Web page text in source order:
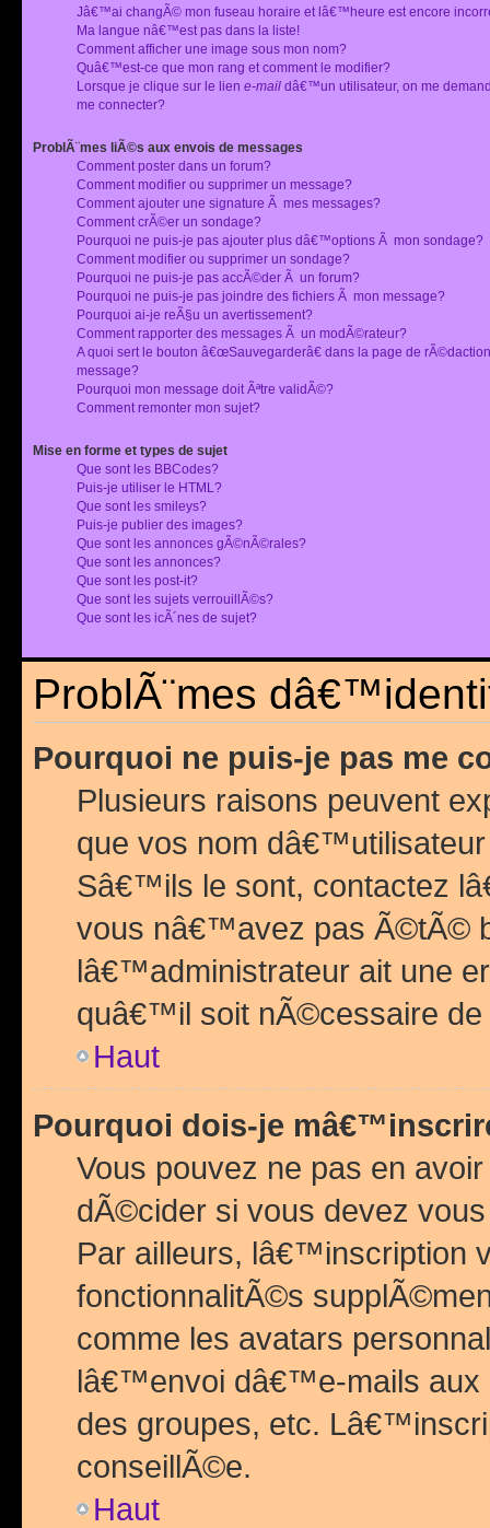
Jâ€™ai changÃ© mon fuseau horaire et lâ€™heure est encore
Ma langue nâ€™est pas dans la liste!
Comment afficher une image sous mon nom?
Quâ€™est-ce que mon rang et comment le modifier?
Lorsque je clique sur le lien e-mail dâ€™un utilisateur, on me
me connecter?
ProblÃ¨mes liÃ©s aux envois de messages
Comment poster dans un forum?
Comment modifier ou supprimer un message?
Comment ajouter une signature Ã mes messages?
Comment crÃ©er un sondage?
Pourquoi ne puis-je pas ajouter plus dâ€™options Ã mon sondage?
Comment modifier ou supprimer un sondage?
Pourquoi ne puis-je pas accÃ©der Ã un forum?
Pourquoi ne puis-je pas joindre des fichiers Ã mon message?
Pourquoi ai-je reÃ§u un avertissement?
Comment rapporter des messages Ã un modÃ©rateur?
A quoi sert le bouton â€œSauvegarderâ€ dans la page de
message?
Pourquoi mon message doit Ãªtre validÃ©?
Comment remonter mon sujet?
Mise en forme et types de sujet
Que sont les BBCodes?
Puis-je utiliser le HTML?
Que sont les smileys?
Puis-je publier des images?
Que sont les annonces gÃ©nÃ©rales?
Que sont les annonces?
Que sont les post-it?
Que sont les sujets verrouillÃ©s?
Que sont les icÃ´nes de sujet?
ProblÃ¨mes
Pourquoi ne puis-je pas me
Plusieurs raisons peuvent
que vos nom
Sâ€™ils le sont, contactez
vous nâ€™avez pas Ã©tÃ©
lâ€™administrateur ait une
quâ€™il soit nÃ©cessaire de
Haut
Pourquoi dois-je
Vous pouvez ne pas en
dÃ©cider si vous devez
Par ailleurs, lâ€™inscription
fonctionnalitÃ©s
comme les avatars
lâ€™envoi dâ€™e-mails
des groupes, etc.
conseillÃ©e.
Haut